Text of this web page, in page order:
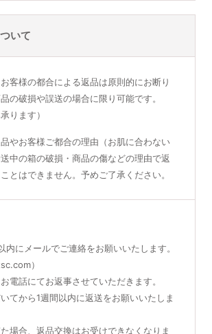
いて
客様の都合による返品は原則的にお断り
の破損や誤送の場合に限り可能です。
ります）
やお客様ご都合の理由（お肌に合わない
中の箱の破損・商品の傷などの理由で返
とはできません。予めご了承ください。
内にメールでご連絡をお願いいたします。
）
電話にてお返事させていただきます。
てから1週間以内に返送をお願いいたしま
場合、返品交換はお受けできなくなりま